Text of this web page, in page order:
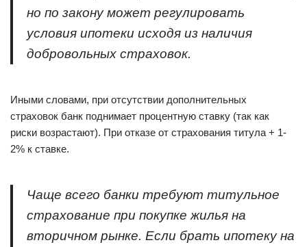
но по закону может регулировать
условия ипотеки исходя из наличия
добровольных страховок.
Иными словами, при отсутствии дополнительных
страховок банк поднимает процентную ставку (так как
риски возрастают). При отказе от страхования титула + 1-
2% к ставке.
Чаще всего банки требуют титульное
страхование при покупке жилья на
вторичном рынке. Если брать ипотеку на